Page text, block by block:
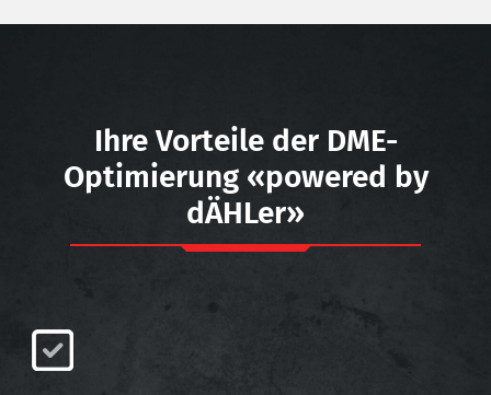
Ihre Vorteile der DME-
Optimierung «powered by
dÄHLer»